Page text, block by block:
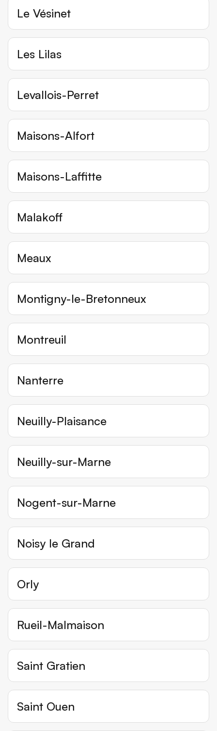
Le Vésinet
Les Lilas
Levallois-Perret
Maisons-Alfort
Maisons-Laffitte
Malakoff
Meaux
Montigny-le-Bretonneux
Montreuil
Nanterre
Neuilly-Plaisance
Neuilly-sur-Marne
Nogent-sur-Marne
Noisy le Grand
Orly
Rueil-Malmaison
Saint Gratien
Saint Ouen